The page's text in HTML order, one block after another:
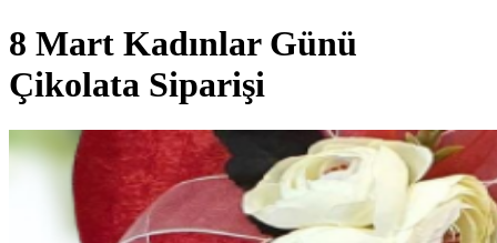
8 Mart Kadınlar Günü
Çikolata Siparişi